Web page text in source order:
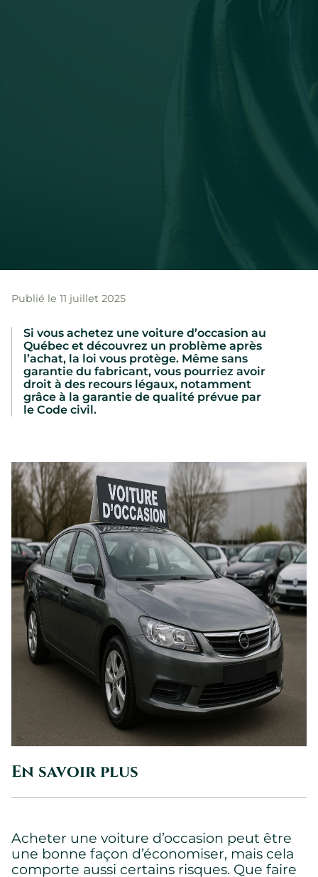
Publié le 11 juillet 2025
Si vous achetez une voiture d’occasion au
Québec et découvrez un problème après
l’achat, la loi vous protège. Même sans
garantie du fabricant, vous pourriez avoir
droit à des recours légaux, notamment
grâce à la garantie de qualité prévue par
le Code civil.
En savoir plus
Acheter une voiture d’occasion peut être
une bonne façon d’économiser, mais cela
comporte aussi certains risques. Que faire